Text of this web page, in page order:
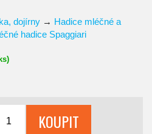
dojírny → Hadice mléčné a
hadice Spaggiari